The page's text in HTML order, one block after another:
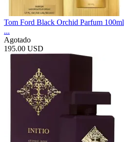
Tom Ford Black Orchid Parfum 100ml
...
Agotado
195.00 USD